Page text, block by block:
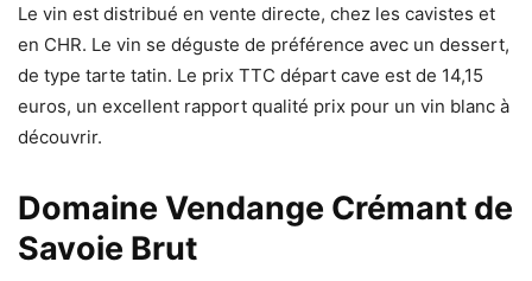
Le vin est distribué en vente directe, chez les cavistes et
en CHR. Le vin se déguste de préférence avec un dessert,
de type tarte tatin. Le prix TTC départ cave est de 14,15
euros, un excellent rapport qualité prix pour un vin blanc à
découvrir.
Domaine Vendange Crémant de
Savoie Brut